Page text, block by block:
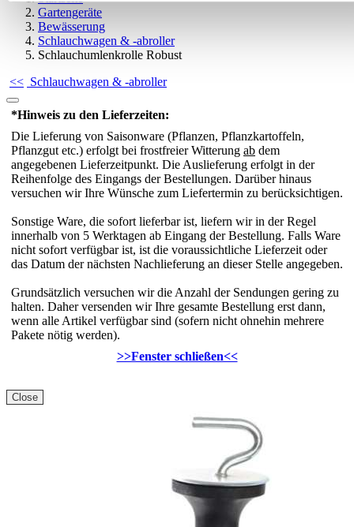
Gartengeräte
Bewässerung
Schlauchwagen & -abroller
Schlauchumlenkrolle Robust
<< Schlauchwagen & -abroller
*Hinweis zu den Lieferzeiten:
Die Lieferung von Saisonware (Pflanzen, Pflanzkartoffeln,
Pflanzgut etc.) erfolgt bei frostfreier Witterung ab dem
angegebenen Lieferzeitpunkt. Die Auslieferung erfolgt in der
Reihenfolge des Eingangs der Bestellungen. Darüber hinaus
versuchen wir Ihre Wünsche zum Liefertermin zu berücksichtigen.
Sonstige Ware, die sofort lieferbar ist, liefern wir in der Regel
innerhalb von 5 Werktagen ab Eingang der Bestellung. Falls Ware
nicht sofort verfügbar ist, ist die voraussichtliche Lieferzeit oder
das Datum der nächsten Nachlieferung an dieser Stelle angegeben.
Grundsätzlich versuchen wir die Anzahl der Sendungen gering zu
halten. Daher versenden wir Ihre gesamte Bestellung erst dann,
wenn alle Artikel verfügbar sind (sofern nicht ohnehin mehrere
Pakete nötig werden).
>>Fenster schließen<<
Close